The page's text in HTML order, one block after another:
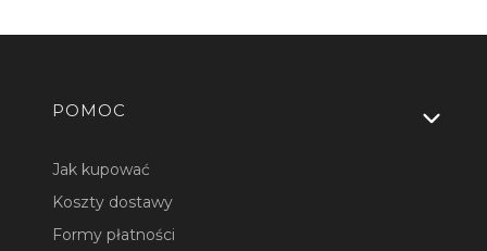
Linki w stopce
POMOC
Jak kupować
Koszty dostawy
Formy płatności